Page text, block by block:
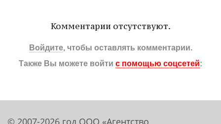
Комментарии отсутствуют.
Войдите, чтобы оставлять комментарии.
Также Вы можете войти с помощью соцсетей:
© 2007-2026 год ООО «Агентство